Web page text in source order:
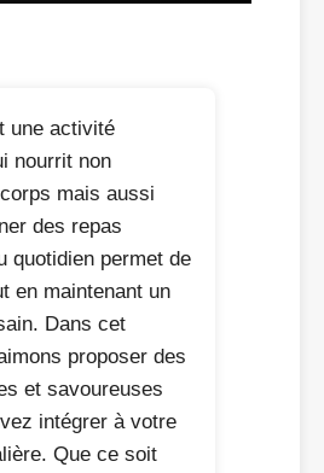
une activité
nourrit non
mais aussi
des repas
quotidien permet de
en maintenant un
Dans cet
proposer des
et savoureuses
intégrer à votre
Que ce soit